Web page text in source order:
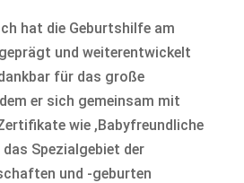
hat die Geburtshilfe am
und weiterentwickelt
für das große
er sich gemeinsam mit
wie ,Babyfreundliche
das Spezialgebiet der
und -geburten